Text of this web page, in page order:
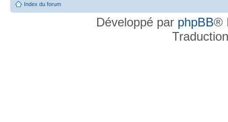
Index du forum
Développé par phpBB®